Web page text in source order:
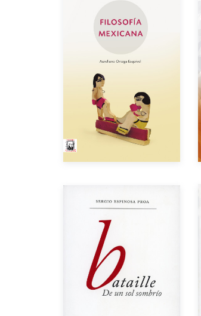
Autor
Impreso $200.00
Año de edición